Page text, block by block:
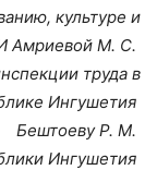
культуре и
Амриевой М. С.
труда в
Ингушетия
Бештоеву Р. М.
Ингушетия